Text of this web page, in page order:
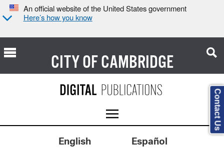
An official website of the United States government
Here’s how you know
CITY OFCAMBRIDGE
English
Español
Contact Us